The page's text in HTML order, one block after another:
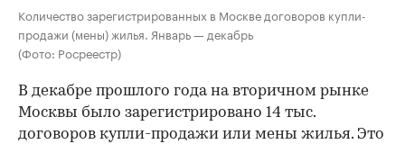
Количество зарегистрированных в Москве договоров купли-
продажи (мены) жилья. Январь — декабрь
(Фото: Росреестр)
В декабре прошлого года на вторичном рынке
Москвы было зарегистрировано 14 тыс.
договоров купли-продажи или мены жилья. Это